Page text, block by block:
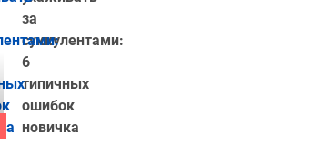
за
суккулентами:
6
типичных
ошибок
новичка